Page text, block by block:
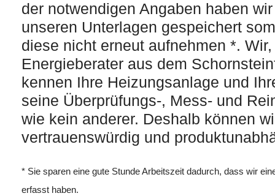
der notwendigen Angaben haben
unseren Unterlagen gespeichert
diese nicht erneut aufnehmen *.
Energieberater aus dem
kennen Ihre Heizungsanlage und
seine Überprüfungs-, Mess- und
wie kein anderer. Deshalb können
vertrauenswürdig und
* Sie sparen eine gute Stunde Arbeitszeit dadurch, dass wir
erfasst haben.